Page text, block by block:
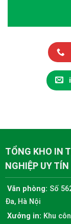
TỔNG KHO IN
NGHIỆP UY TÍN
Văn phòng: Số
Đa, Hà Nội
Xưởng in: Khu